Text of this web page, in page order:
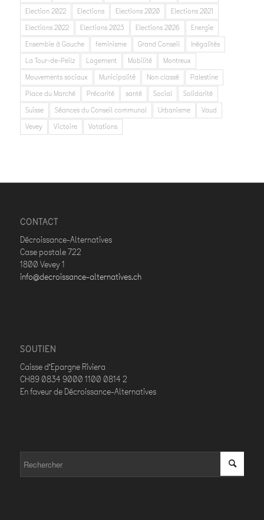
Election 2022
Elections Elections 2020
Elections 2021
Elections 2022
Elections 2023 Elections 2026
Energie
Ensemble à Gauche
feminisme Grand Conseil
Inégalités
La Tour-de-Peilz
Logement Mobilité
Montreux
Mouvements sociaux
Municipalité Non classé
Palestine
Place du Marché
Précarité santé Social
Solidarité
Suisse
Séances du Conseil communal Urbanisme
Vaud
Vevey
Victoire Votations
CONTACT
Décroissance-Alternatives
Case postale 722
1800 Vevey 1
info@decroissance-alternatives.ch
SOUTIEN
Caisse d’Epargne Riviera
CH89 0834 9000 1100 0814 2
En faveur de Décroissance-Alternatives